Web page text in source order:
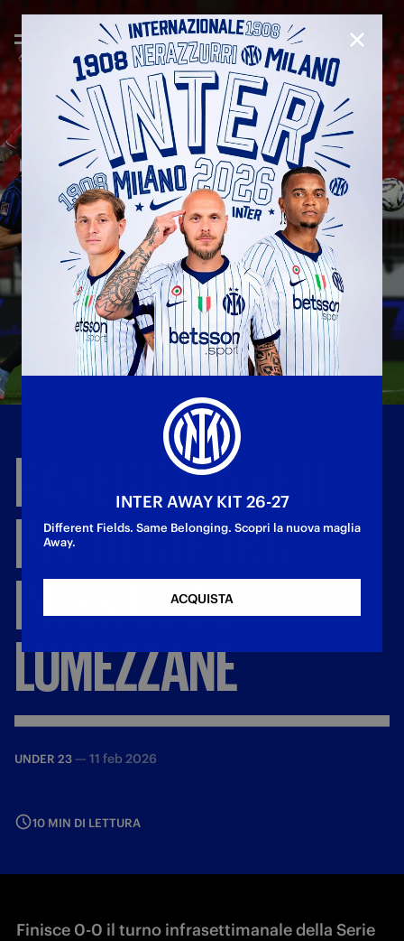
PAREGGIOARETI
INVIOLATETRA
INTERU23E
LUMEZZANE
UNDER 23 — 11 feb 2026
10 MIN DI LETTURA
Finisce 0-0 il turno infrasettimanale della Serie
INTER AWAY KIT 26-27
Different Fields. Same Belonging. Scopri la nuova maglia
Away.
ACQUISTA